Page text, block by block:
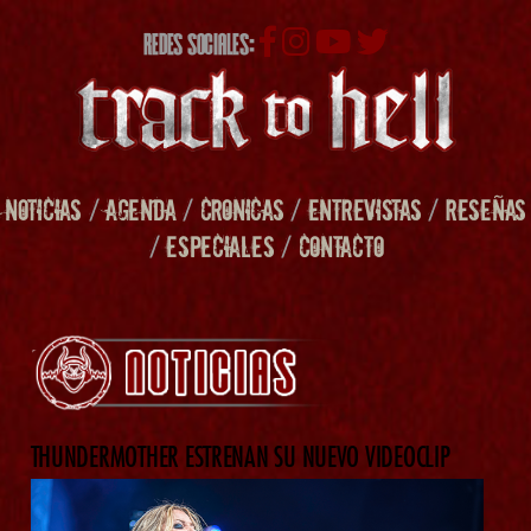
REDES SOCIALES:
NOTICIAS /AGENDA/ CRONICAS/ENTREVISTAS/RESEÑAS
/ESPECIALES/ CONTACTO
THUNDERMOTHER ESTRENAN SU NUEVO VIDEOCLIP